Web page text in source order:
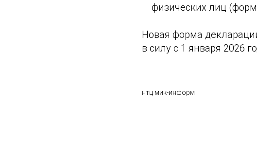
физических лиц
Новая форма
в силу с 1 января 2026
нтц мик-информ